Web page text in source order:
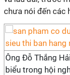
chưa nói đến các
Ông Đỗ Thắng
biểu trong hội